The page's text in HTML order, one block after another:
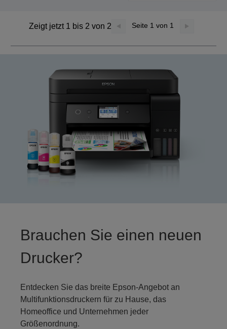
Zeigt jetzt 1 bis 2 von 2 Seite 1 von 1
Brauchen Sie einen neuen
Drucker?
Entdecken Sie das breite Epson-Angebot an
Multifunktionsdruckern für zu Hause, das
Homeoffice und Unternehmen jeder
Größenordnung.